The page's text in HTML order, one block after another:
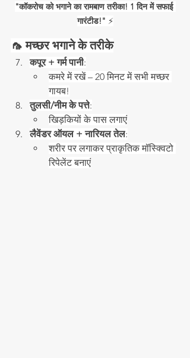
"कॉकरोच को भगाने का रामबाण तरीका! 1 दिन में सफाई
गारंटीड!" ⚡
🦟 मच्छर भगाने के तरीके
कपूर + गर्म पानी:
कमरे में रखें – 20 मिनट में सभी मच्छर
गायब!
तुलसी/नीम के पत्ते:
खिड़कियों के पास लगाएं
लैवेंडर ऑयल + नारियल तेल:
शरीर पर लगाकर प्राकृतिक मॉस्क्विटो
रिपेलेंट बनाएं